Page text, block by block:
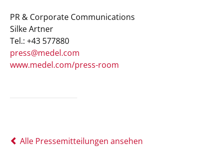
PR & Corporate Communications
Silke Artner
Tel.: +43 577880
press@medel.com
www.medel.com/press-room
Alle Pressemitteilungen ansehen